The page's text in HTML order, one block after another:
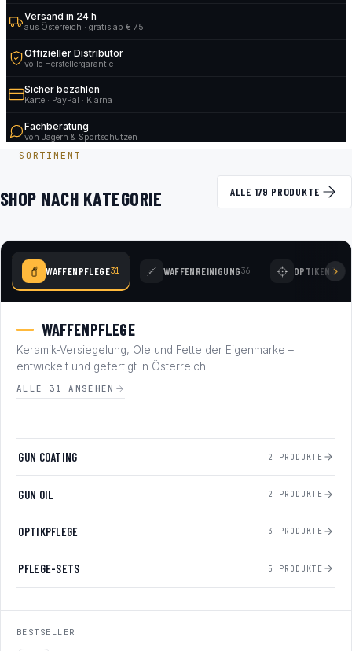
Versand in 24 h
aus Österreich · gratis ab € 75
Offizieller Distributor
volle Herstellergarantie
Sicher bezahlen
Karte · PayPal · Klarna
Fachberatung
von Jägern & Sportschützen
SORTIMENT
SHOP NACH KATEGORIE ALLE 179 PRODUKTE
WAFFENPFLEGE31 WAFFENREINIGUNG36 OPTIKEN 78
WAFFENPFLEGE
Keramik-Versiegelung, Öle und Fette der Eigenmarke –
entwickelt und gefertigt in Österreich.
ALLE 31 ANSEHEN
GUN COATING 2 PRODUKTE
GUN OIL 2 PRODUKTE
OPTIKPFLEGE 3 PRODUKTE
PFLEGE-SETS 5 PRODUKTE
BESTSELLER